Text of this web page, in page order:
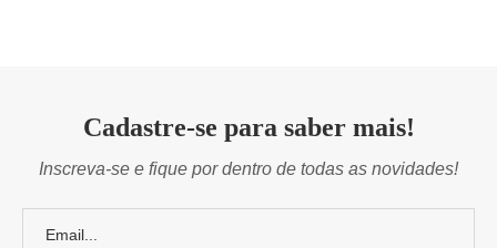
Cadastre-se para saber mais!
Inscreva-se e fique por dentro de todas as novidades!